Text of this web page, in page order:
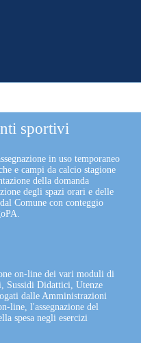
sportivi
in uso temporaneo
e campi da calcio stagione
della domanda
degli spazi orari e delle
Comune con conteggio
on-line dei vari moduli di
Sussidi Didattici, Utenze
dalle Amministrazioni
line, l'assegnazione del
spesa negli esercizi